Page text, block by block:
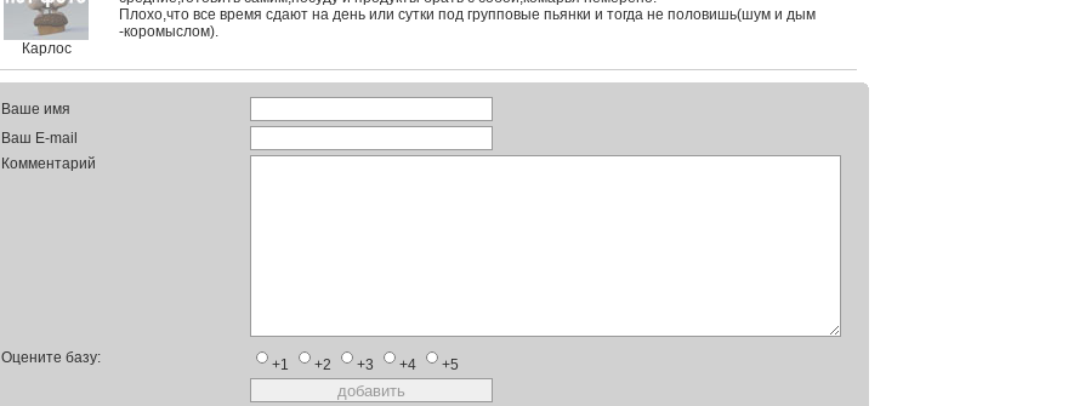
Карлос
Плохо,что все время сдают на день или сутки под групповые пьянки и тогда не половишь(шум и дым
-коромыслом).
Ваше имя
Ваш E-mail
Комментарий
Оцените базу: +1 +2 +3 +4 +5